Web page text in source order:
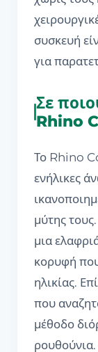
συσκευή
για
Σε
Rhino
Το Rhino
ενήλικες
μύτης
μια
κορυφή
ηλικίας.
που
μέθοδο
ρουθούνια.